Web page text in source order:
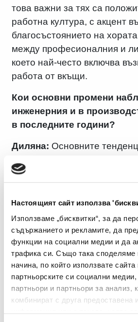
Настоящият сайт използва
Използваме „бисквитки“, за да
съдържанието и рекламите, да
функции на социални медии и да
трафика си. Също така споделяме
начина, по който използвате сайта
партньорските си социални
партньори и партньори за анализ,
комбинират с друга предоставена
това важни за тях са
работна култура, с акцент
благосъстоянието на
между професионалния и
което най-често включва
работа от вкъщи.
Кои основни промени
инженерния и в
в последните години?
Диляна: Основните
повишаването на
повечето компании в
три-сменен режим, тъй като
производственият цикъл е
трябва да се реагира на
темпове.
Положителна тенденция,
готовността на компаниите
вдъхновяването на бъдещи